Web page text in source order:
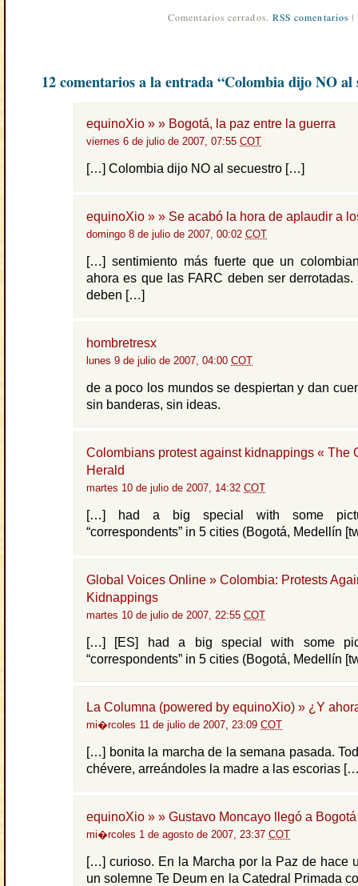
Comentarios cerrados. RSS comentarios |
12 comentarios a la entrada “Colombia dijo NO al
equinoXio » » Bogotá, la paz entre la guerra
viernes 6 de julio de 2007, 07:55 COT
[…] Colombia dijo NO al secuestro […]
equinoXio » » Se acabó la hora de aplaudir a
domingo 8 de julio de 2007, 00:02 COT
[…] sentimiento más fuerte que un
ahora es que las FARC deben ser derrotadas.
deben […]
hombretresx
lunes 9 de julio de 2007, 04:00 COT
de a poco los mundos se despiertan y dan
sin banderas, sin ideas.
Colombians protest against kidnappings « The
Herald
martes 10 de julio de 2007, 14:32 COT
[…] had a big special with some
“correspondents” in 5 cities (Bogotá, Medellín
Global Voices Online » Colombia: Protests
Kidnappings
martes 10 de julio de 2007, 22:55 COT
[…] [ES] had a big special with some
“correspondents” in 5 cities (Bogotá, Medellín
La Columna (powered by equinoXio) » ¿Y
mi�rcoles 11 de julio de 2007, 23:09 COT
[…] bonita la marcha de la semana pasada.
chévere, arreándoles la madre a las escorias
equinoXio » » Gustavo Moncayo llegó a Bogotá
mi�rcoles 1 de agosto de 2007, 23:37 COT
[…] curioso. En la Marcha por la Paz de hace
un solemne Te Deum en la Catedral Primada